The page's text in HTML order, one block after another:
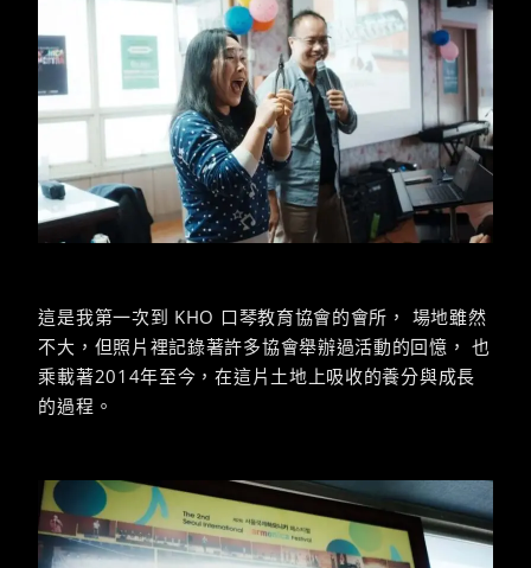
這是我第一次到 KHO 口琴教育協會的會所， 場地雖然
不大，但照片裡記錄著許多協會舉辦過活動的回憶， 也
乘載著2014年至今，在這片土地上吸收的養分與成長
的過程。